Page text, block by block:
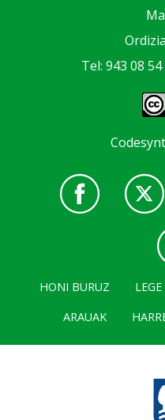
Tel: 943 08 54
HONI BURUZ
ARAUAK